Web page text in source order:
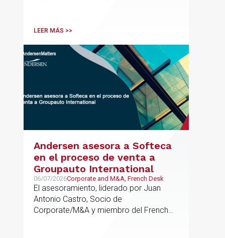
formación del fondo, hasta el primer
LEER MÁS >>
Andersen asesora a Softeca
en el proceso de venta a
Groupauto International
06/07/2026Corporate and M&A, French Desk
El asesoramiento, liderado por Juan
Antonio Castro, Socio de
Corporate/M&A y miembro del French